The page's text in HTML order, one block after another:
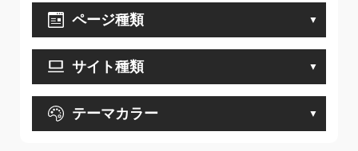
ページ種類
サイト種類
テーマカラー